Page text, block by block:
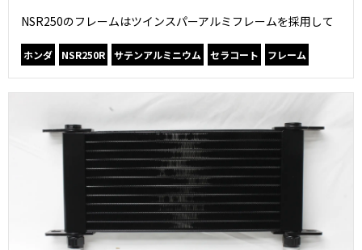
NSR250のフレームはツインスパーアルミフレームを採用して
ホンダ NSR250R サテンアルミニウム セラコート フレーム